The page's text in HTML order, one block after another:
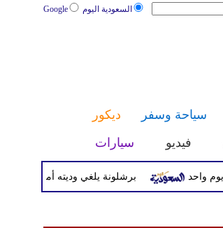
السعودية اليوم Google
سياحة وسفر
ديكور
فيديو سيارات
برشلونة يلغي وديته أمام اتحاد طنجة